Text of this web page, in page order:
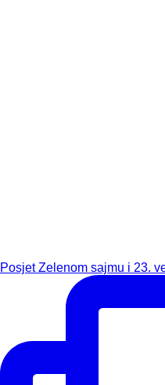
Posjet Zelenom sajmu i 23.